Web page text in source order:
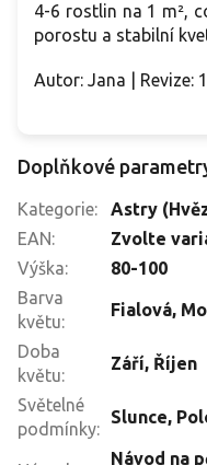
4-6 rostlin na 1 m²,
porostu a stabilní
Autor: Jana | Revize:
Doplňkové
Kategorie:
Astry
EAN:
Zvolte
Výška:
80-100
Barva
květu:
Fialová,
Doba
květu:
Září, Říjen
Světelné
podmínky:
Slunce,
Návod na